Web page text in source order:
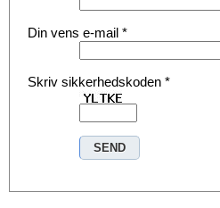
Din vens e-mail *
Skriv sikkerhedskoden *